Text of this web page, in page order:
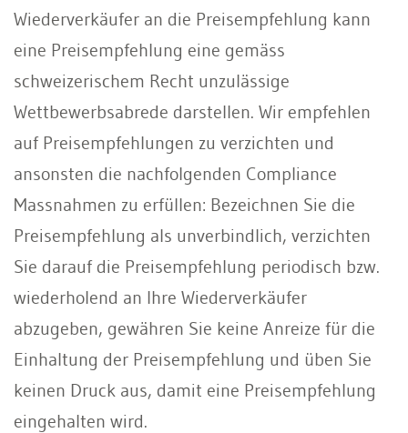
Wiederverkäufer an die Preisempfehlung kann
eine Preisempfehlung eine gemäss
schweizerischem Recht unzulässige
Wettbewerbsabrede darstellen. Wir empfehlen
auf Preisempfehlungen zu verzichten und
ansonsten die nachfolgenden Compliance
Massnahmen zu erfüllen: Bezeichnen Sie die
Preisempfehlung als unverbindlich, verzichten
Sie darauf die Preisempfehlung periodisch bzw.
wiederholend an Ihre Wiederverkäufer
abzugeben, gewähren Sie keine Anreize für die
Einhaltung der Preisempfehlung und üben Sie
keinen Druck aus, damit eine Preisempfehlung
eingehalten wird.